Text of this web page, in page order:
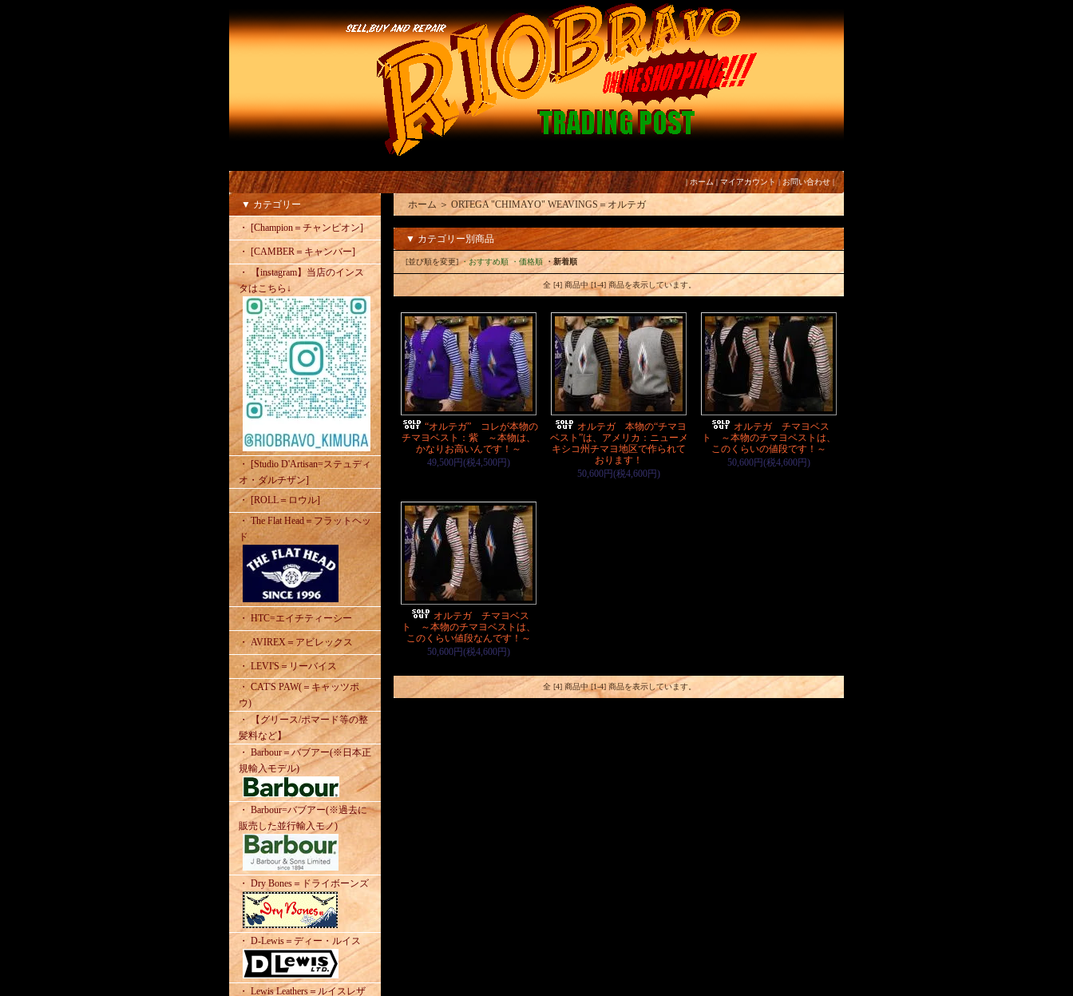
|ホーム|マイアカウント | お問い合わせ |
▼ カテゴリー
・ [Champion＝チャンピオン]
・ [CAMBER＝キャンバー]
・ 【instagram】当店のインス
タはこちら↓
・ [Studio D'Artisan=ステュディ
オ・ダルチザン]
・ [ROLL＝ロウル]
・ The Flat Head＝フラットヘッ
ド
・ HTC=エイチティーシー
・ AVIREX＝アビレックス
・ LEVI'S＝リーバイス
・ CAT'S PAW(＝キャッツポ
ウ)
・ 【グリース/ポマード等の整
髪料など】
・ Barbour＝バブアー(※日本正
規輸入モデル)
・ Barbour=バブアー(※過去に
販売した並行輸入モノ)
・ Dry Bones＝ドライボーンズ
・ D-Lewis＝ディー・ルイス
・ Lewis Leathers＝ルイスレザ
ホーム ＞ ORTEGA "CHIMAYO" WEAVINGS＝オルテガ
▼ カテゴリー別商品
[並び順を変更]・おすすめ順 ・価格順 ・新着順
全 [4] 商品中 [1-4] 商品を表示しています。
“オルテガ” コレが本物の
チマヨベスト：紫 ～本物は、
かなりお高いんです！～
49,500円(税4,500円)
オルテガ 本物の“チマヨ
ベスト”は、アメリカ：ニューメ
キシコ州チマヨ地区で作られて
おります！
50,600円(税4,600円)
オルテガ チマヨベス
ト ～本物のチマヨベストは、
このくらいの値段です！～
50,600円(税4,600円)
オルテガ チマヨベス
ト ～本物のチマヨベストは、
このくらい値段なんです！～
50,600円(税4,600円)
全 [4] 商品中 [1-4] 商品を表示しています。